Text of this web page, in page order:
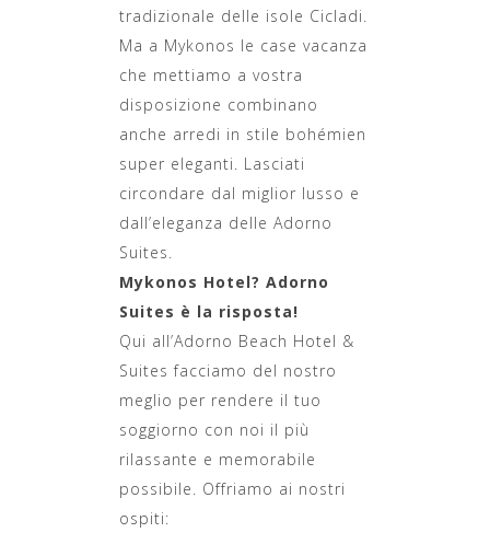
tradizionale delle isole Cicladi.
Ma a Mykonos le case vacanza
che mettiamo a vostra
disposizione combinano
anche arredi in stile bohémien
super eleganti. Lasciati
circondare dal miglior lusso e
dall’eleganza delle Adorno
Suites.
Mykonos Hotel? Adorno
Suites è la risposta!
Qui all’Adorno Beach Hotel &
Suites facciamo del nostro
meglio per rendere il tuo
soggiorno con noi il più
rilassante e memorabile
possibile. Offriamo ai nostri
ospiti: